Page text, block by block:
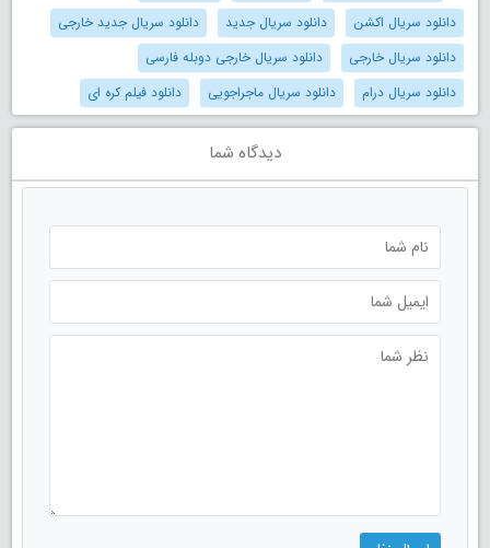
دانلود سریال اکشن
دانلود سریال جدید
دانلود سریال جدید خارجی
دانلود سریال خارجی
دانلود سریال خارجی دوبله فارسی
دانلود سریال درام
دانلود سریال ماجراجویی دانلود فیلم کره ای
دیدگاه شما